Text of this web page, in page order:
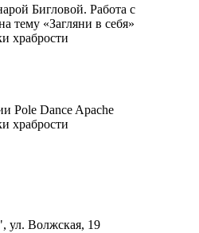
Бигловой. Работа с
тему «Загляни в себя»
храбрости
Pole Dance Apache
храбрости
ул. Волжская, 19